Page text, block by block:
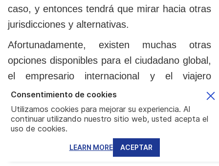
caso, y entonces tendrá que mirar hacia otras
jurisdicciones y alternativas.
Afortunadamente, existen muchas otras
opciones disponibles para el ciudadano global,
el empresario internacional y el viajero
perpetuo.
Quiénes somos
Mundo es un equipo de expertos consolidado,
Consentimiento de cookies
Utilizamos cookies para mejorar su experiencia. Al
continuar utilizando nuestro sitio web, usted acepta el
uso de cookies.
LEARN MORE ACEPTAR